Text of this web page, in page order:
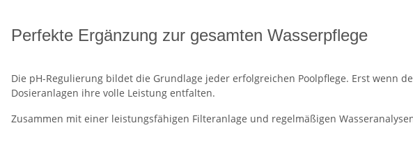
Perfekte Ergänzung zur gesamten Wasserpflege
Die pH-Regulierung bildet die Grundlage jeder erfolgreichen Poolpflege. Erst wenn
Dosieranlagen ihre volle Leistung entfalten.
Zusammen mit einer leistungsfähigen Filteranlage und regelmäßigen